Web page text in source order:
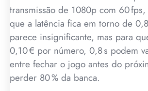
transmissão de 1080p com 60
que a latência fica em torno de
parece insignificante, mas para
0,10 € por número, 0,8 s podem
entre fechar o jogo antes do
perder 80 % da banca.